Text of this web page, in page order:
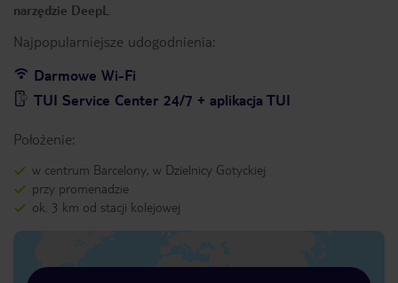
narzędzie DeepL
Najpopularniejsze udogodnienia:
Darmowe Wi-Fi
TUI Service Center 24/7 + aplikacja TUI
Położenie:
w centrum Barcelony, w Dzielnicy Gotyckiej
przy promenadzie
ok. 3 km od stacji kolejowej